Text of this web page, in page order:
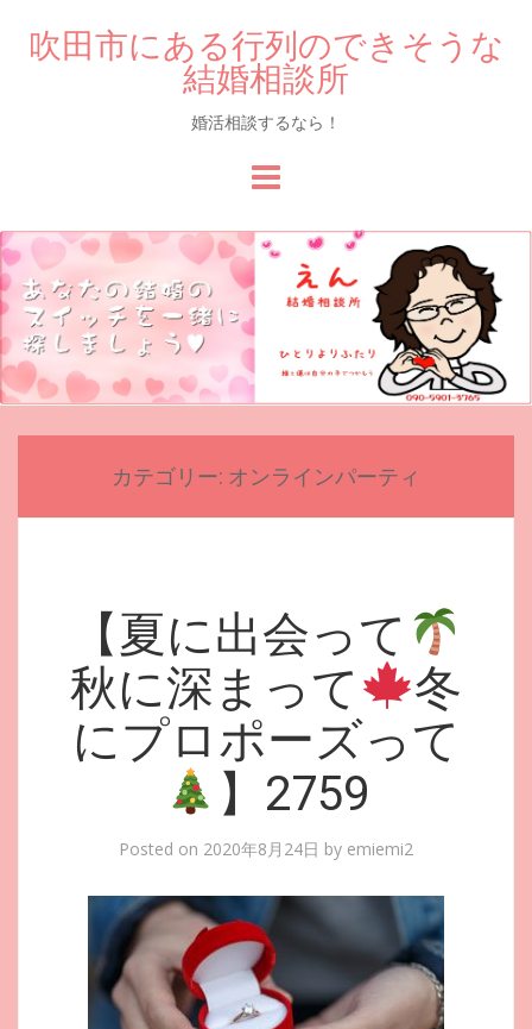
吹田市にある行列のできそうな
結婚相談所
婚活相談するなら！
to
content
カテゴリー: オンラインパーティ
【夏に出会って
秋に深まって
冬
にプロポーズって
】2759
Posted on 2020年8月24日 by emiemi2